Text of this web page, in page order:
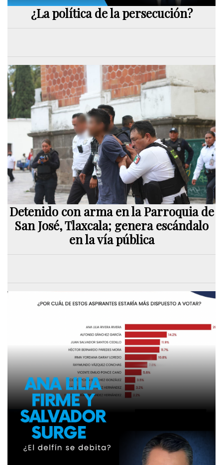
¿La política de la persecución?
Detenido con arma en la Parroquia de
San José, Tlaxcala; genera escándalo
en la vía pública